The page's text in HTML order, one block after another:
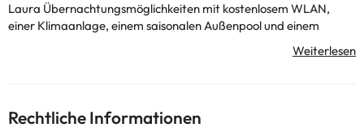
Laura Übernachtungsmöglichkeiten mit kostenlosem WLAN,
einer Klimaanlage, einem saisonalen Außenpool und einem
Garten. Sie ist 4 km von Altstadt von Alcudia entfernt gelegen
voll ausgestatteten Küche und einer Terrasse mit Poolblick. Wenn
Sie die Gegend erkunden möchten, finden Sie in der Umgebung
Rechtliche Informationen